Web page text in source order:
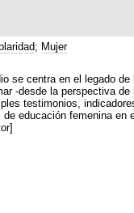
; Mujer
se centra en el legado
-desde la perspectiva
testimonios,
de educación femenina en